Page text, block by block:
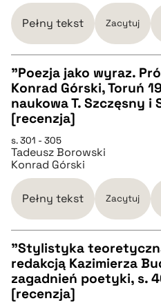
pobierz cytat
BIBTEX
pobierz cytat
Pełny tekst Zacytuj
CZYSTY TEKST
pobierz cytat
BIBTEX
pobierz cytat
"Poezja jako wyraz.
Konrad Górski, Toruń
naukowa T. Szczęsny i
[recenzja]
s. 301 - 305
Tadeusz Borowski
Konrad Górski
Pełny tekst Zacytuj
CZYSTY TEKST
"Stylistyka
redakcją Kazimierza
zagadnień poetyki, s.
[recenzja]